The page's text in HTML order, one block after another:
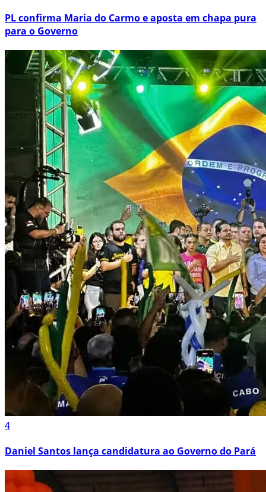
PL confirma Maria do Carmo e aposta em chapa pura
para o Governo
4
Daniel Santos lança candidatura ao Governo do Pará